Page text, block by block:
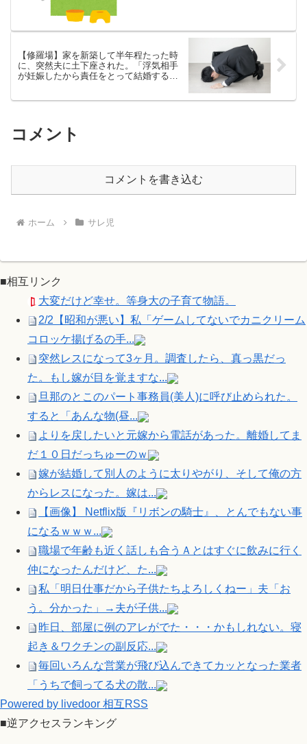
【修羅場】家を新築して半年程たった時
に、突然夫に土下座された。「浮気相手
が妊娠したから責任をとって結婚する。
コメント
コメントを書き込む
ホーム サレ児
■相互リンク
大変だけど幸せ。等身大の子育て物語。
2/2【昭和が悪い】私「ゲームしてないでカニクリーム
コロッケ揚げるの手...
突然レスになって3ヶ月。調査したら、真っ黒だっ
た。もし嫁が目を覚ますな...
旦那のとこのパート事務員(美人)に呼び止められた。
すると「あんな物(昼...
よりを戻したいと元嫁から電話があった。離婚してま
だ１０日だっちゅーのｗ
嫁が結婚して別人のように太りやがり、そして俺の方
からレスになった。嫁は...
【画像】 Netflix版『リボンの騎士』、とんでもない事
になるｗｗｗ...
職場で年齢も近く話しも合うＡとはすぐに飲みに行く
仲になったんだけど、た...
私「明日仕事だから子供たちよろしくねー」夫「お
う。分かった」→夫が子供...
昨日、部屋に例のアレがでた・・・かもしれない。寝
起き＆ワクチンの副反応...
毎回いろんな営業が飛び込んできてカッとなった業者
「うちで飼ってる犬の散...
Powered by livedoor 相互RSS
■逆アクセスランキング